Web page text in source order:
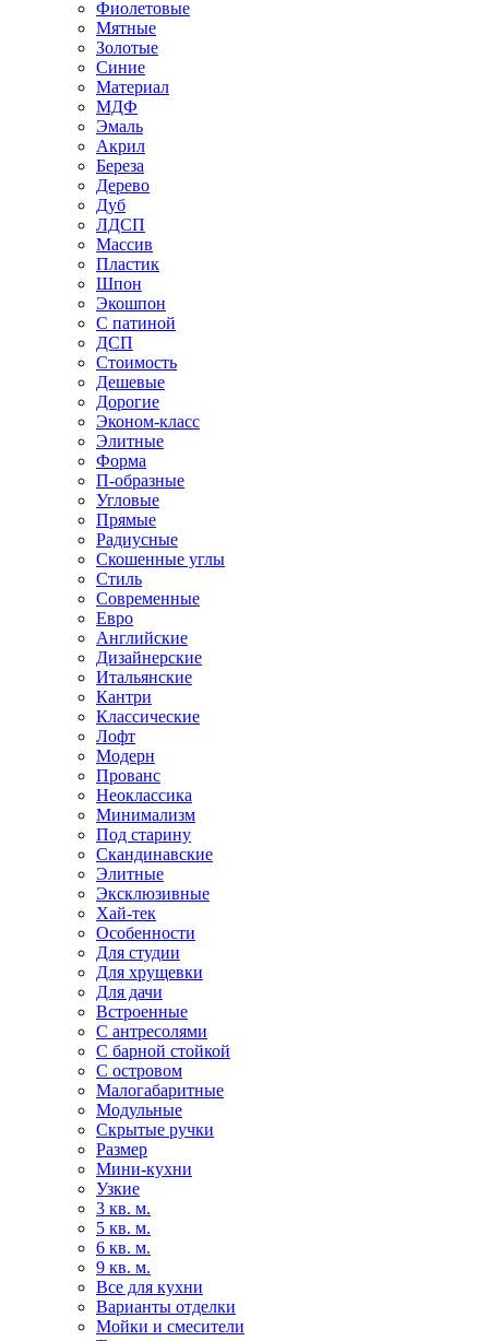
Фиолетовые
Мятные
Золотые
Синие
Материал
МДФ
Эмаль
Акрил
Береза
Дерево
Дуб
ЛДСП
Массив
Пластик
Шпон
Экошпон
С патиной
ДСП
Стоимость
Дешевые
Дорогие
Эконом-класс
Элитные
Форма
П-образные
Угловые
Прямые
Радиусные
Скошенные углы
Стиль
Современные
Евро
Английские
Дизайнерские
Итальянские
Кантри
Классические
Лофт
Модерн
Прованс
Неоклассика
Минимализм
Под старину
Скандинавские
Элитные
Эксклюзивные
Хай-тек
Особенности
Для студии
Для хрущевки
Для дачи
Встроенные
С антресолями
С барной стойкой
С островом
Малогабаритные
Модульные
Скрытые ручки
Размер
Мини-кухни
Узкие
3 кв. м.
5 кв. м.
6 кв. м.
9 кв. м.
Все для кухни
Варианты отделки
Мойки и смесители